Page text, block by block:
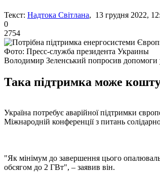
Текст: Надтока Світлана, 13 грудня 2022,
0
2754
Фото: Пресс-служба президента Украины
Володимир Зеленський попросив допомоги
Така підтримка може
Україна потребує аварійної підтримки
Міжнародній конференції з питань
"Як мінімум до завершення цього
обсягом до 2 ГВт", – заявив він.